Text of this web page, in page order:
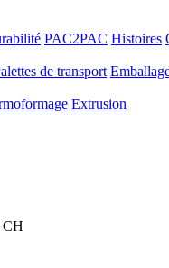
PAC2PAC Histoires
de transport
Extrusion
CH